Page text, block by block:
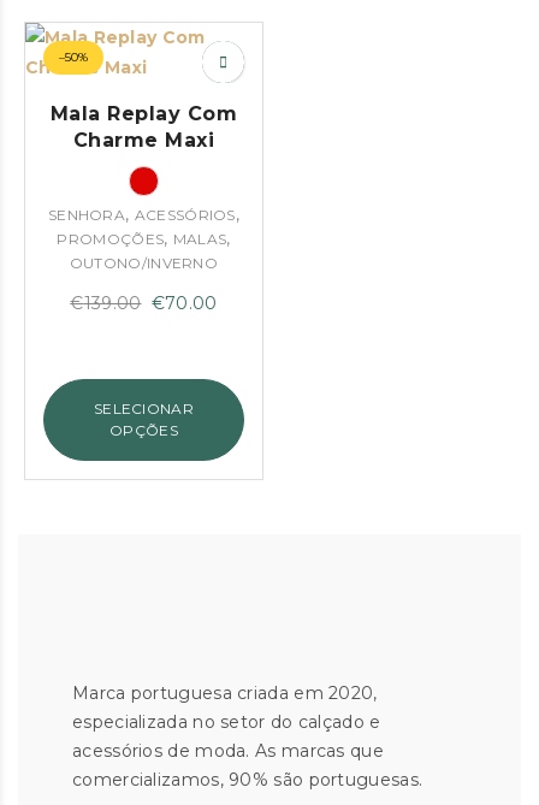
–50%
Mala Replay Com
Charme Maxi
SENHORA, ACESSÓRIOS,
PROMOÇÕES, MALAS,
OUTONO/INVERNO
€139.00 O
€139.00.
€70.00
é:
€70.00.
SELECIONAR
OPÇÕES
Marca portuguesa criada em 2020,
especializada no setor do calçado e
acessórios de moda. As marcas que
comercializamos, 90% são portuguesas.